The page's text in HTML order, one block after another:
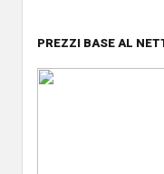
PREZZI BASE AL